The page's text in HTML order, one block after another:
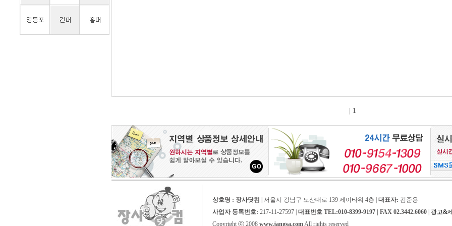
1
상호명 : 장사닷컴 | 서울시 강남구 도산대로 139 제이타워 4층 | 대표자: 김준용
사업자 등록번호: 217-11-27597 | 대표번호 TEL:010-8399-9197 | FAX 02.3442.6060
광고&
Copyright ⓒ 2008 www.jangsa.comAll rights reserved